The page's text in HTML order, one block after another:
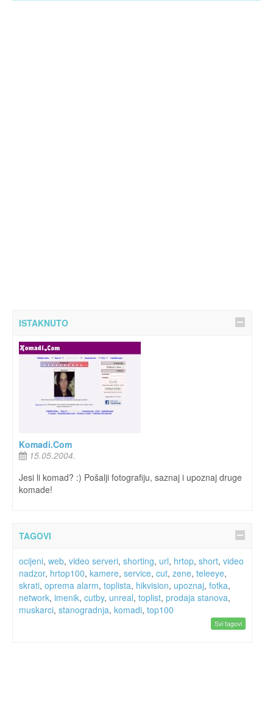
ISTAKNUTO
Komadi.Com
15.05.2004.
Jesi li komad? :) Pošalji fotografiju, saznaj i upoznaj druge
komade!
TAGOVI
ocijeni, web, video serveri, shorting, url, hrtop, short, video
nadzor, hrtop100, kamere, service, cut, zene, teleeye,
skrati, oprema alarm, toplista, hikvision, upoznaj, fotka,
network, imenik, cutby, unreal, toplist, prodaja stanova,
muskarci, stanogradnja, komadi, top100
Svi tagovi